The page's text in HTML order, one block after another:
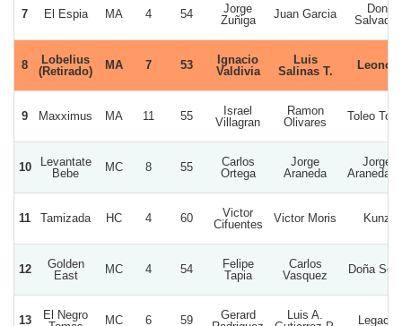
7 El Espia MA 4 54
Jorge
Zuñiga
Juan Garcia
Don
Salvador
8
Lobelius
(Retirado)
MA 7 53
Ignacio
Valdivia
Luis
Salinas T.
Leonor
9 Maxximus MA 11 55
Israel
Villagran
Ramon
Olivares
Toleo
10
Levantate
Bebe
MC 8 55
Carlos
Ortega
Jorge
Araneda
Jorge
Araneda
11 Tamizada HC 4 60
Victor
Cifuentes
Victor Moris Kunz
12
Golden
East
MC 4 54
Felipe
Tapia
Carlos
Vasquez
Doña
13
El Negro
MC 6 59
Gerard
Luis A.
Legacy